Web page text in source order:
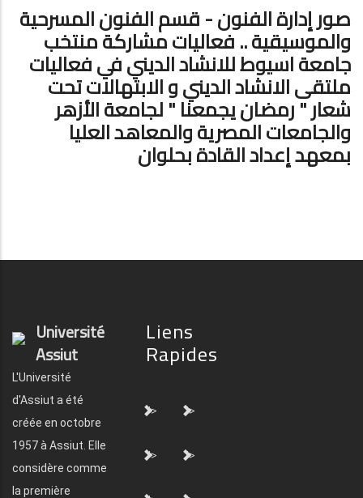
صور إدارة الفنون - قسم الفنون المسرحية
والموسيقية .. فعاليات مشاركة منتخب
جامعة اسيوط للانشاد الديني في فعاليات
ملتقى الانشاد الديني و الابتهالات تحت
شعار " رمضان يجمعنا " لجامعة الأزهر
والجامعات المصرية والمعاهد العليا
بمعهد إعداد القادة بحلوان
Université
Assiut
L'Université
d'Assiut a été
créée en octobre
1957 à Assiut. Elle
considère comme
la première
Liens
Rapides
"> ">
"> ">